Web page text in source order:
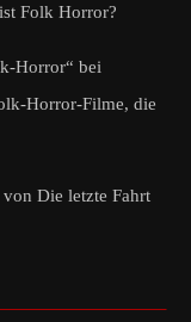
Folk Horror?
Horror“ bei
Horror-Filme, die
Die letzte Fahrt